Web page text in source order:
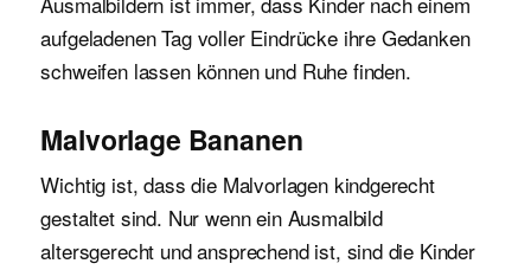
aufgeladenen Tag voller Eindrücke ihre Gedanken
schweifen lassen können und Ruhe finden.
Malvorlage Bananen
Wichtig ist, dass die Malvorlagen kindgerecht
gestaltet sind. Nur wenn ein Ausmalbild
altersgerecht und ansprechend ist, sind die Kinder